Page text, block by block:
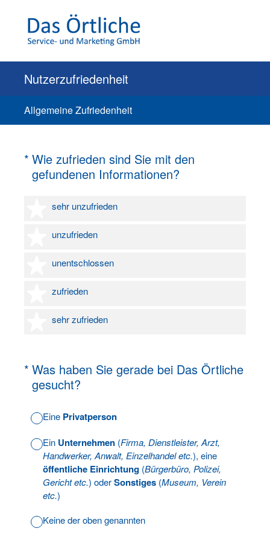
Nutzerzufriedenheit
Allgemeine Zufriedenheit
* Wie zufrieden sind Sie mit den
gefundenen Informationen?
(Erforderlich.)
sehr unzufrieden
1 Stern
unzufrieden
2 Sterne
unentschlossen
3 Sterne
zufrieden
4 Sterne
sehr zufrieden
5 Sterne
* Was haben Sie gerade bei Das Örtliche
gesucht?
(Erforderlich.)
Eine Privatperson
Ein Unternehmen (Firma, Dienstleister, Arzt,
Handwerker, Anwalt, Einzelhandel etc.), eine
öffentliche Einrichtung (Bürgerbüro, Polizei,
Gericht etc.) oderSonstiges (Museum, Verein
etc.)
Keine der oben genannten